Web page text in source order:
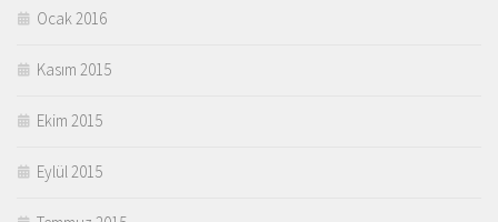
Ocak 2016
Kasım 2015
Ekim 2015
Eylül 2015